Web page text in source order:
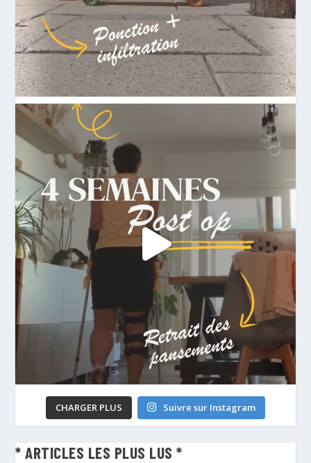
CHARGER PLUS Suivre sur Instagram
* ARTICLES LES PLUS LUS *